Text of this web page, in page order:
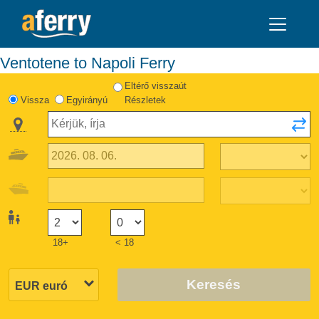
Ventotene to Napoli Ferry
Vissza Egyirányú
Eltérő visszaút
Részletek
18+ < 18
Keresés